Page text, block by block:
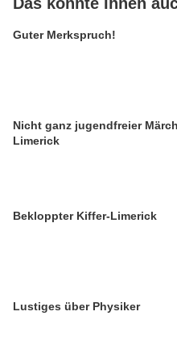
Guter Merkspruch!
Nicht ganz jugendfreier
Limerick
Bekloppter Kiffer-Limerick
Lustiges über Physiker